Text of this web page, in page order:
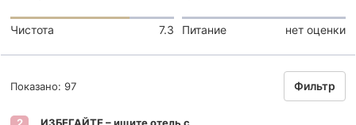
Чистота 7.3 Питание нет оценки
Показано: 97 Фильтр
ИЗБЕГАЙТЕ – ищите отель с